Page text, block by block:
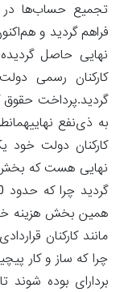
تجمیع حساب‌ها در
فراهم گردید و
نهایی حاصل
کارکنان رسمی
گردید.پرداخت حقوق
به ذی‌نفع
کارکنان دولت خود
نهایی هست که بخش
همین بخش هزینه
مانند کارکنان
چرا که ساز و کار
بردارای بوده